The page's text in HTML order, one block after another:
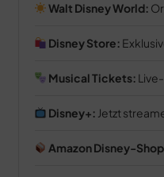
Walt Disney World:
Disney Store:
Musical Tickets:
Disney+: Jetzt
Amazon Disney-